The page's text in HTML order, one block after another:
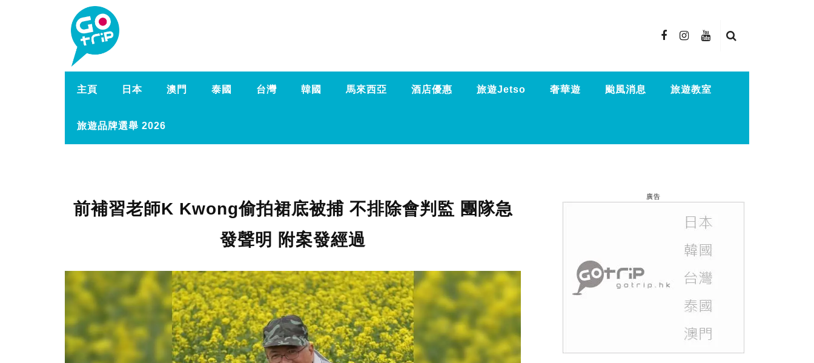
主頁 日本 澳門 泰國 台灣 韓國 馬來西亞 酒店優惠 旅遊Jetso 奢華遊 颱風消息 旅遊教室
旅遊品牌選舉 2026
前補習老師K Kwong偷拍裙底被捕 不排除會判監 團隊急
發聲明 附案發經過
廣告